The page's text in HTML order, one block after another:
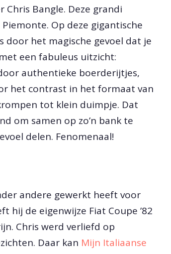
Chris Bangle. Deze grandi
Op deze gigantische
door het magische gevoel dat je
een fabuleus uitzicht:
authentieke boerderijtjes,
het contrast in het formaat van
tot klein duimpje. Dat
om samen op zo’n bank te
delen. Fenomenaal!
andere gewerkt heeft voor
hij de eigenwijze Fiat Coupe ’82
Chris werd verliefd op
Daar kan Mijn Italiaanse